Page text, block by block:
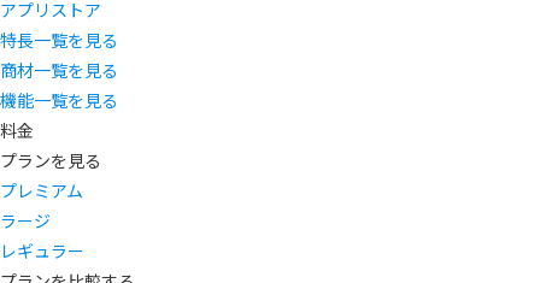
アプリストア
特長一覧を見る
商材一覧を見る
機能一覧を見る
料金
プランを見る
プレミアム
ラージ
レギュラー